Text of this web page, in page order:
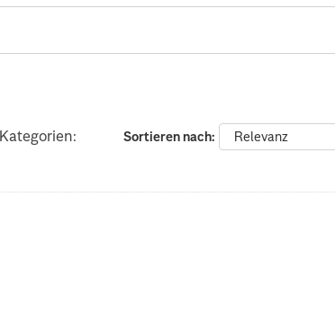
Sortieren nach
Kategorien: